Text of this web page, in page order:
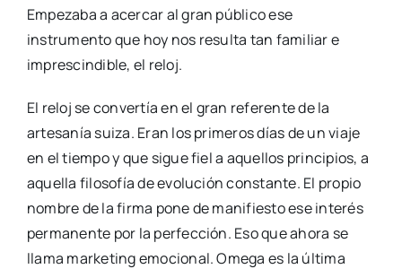
Empezaba a acercar al gran público ese
instrumento que hoy nos resulta tan familiar e
imprescindible, el reloj.
El reloj se convertía en el gran referente de la
artesanía suiza. Eran los primeros días de un viaje
en el tiempo y que sigue fiel a aquellos principios, a
aquella filosofía de evolución constante. El propio
nombre de la firma pone de manifiesto ese interés
permanente por la perfección. Eso que ahora se
llama marketing emocional. Omega es la última